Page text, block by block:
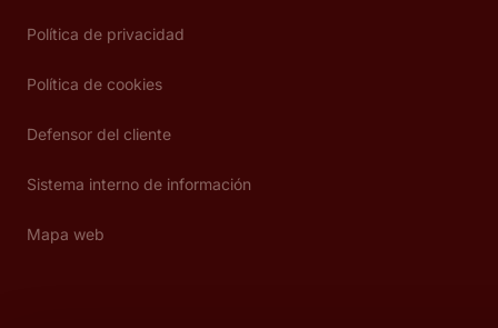
Política de privacidad
Política de cookies
Defensor del cliente
Sistema interno de información
Mapa web